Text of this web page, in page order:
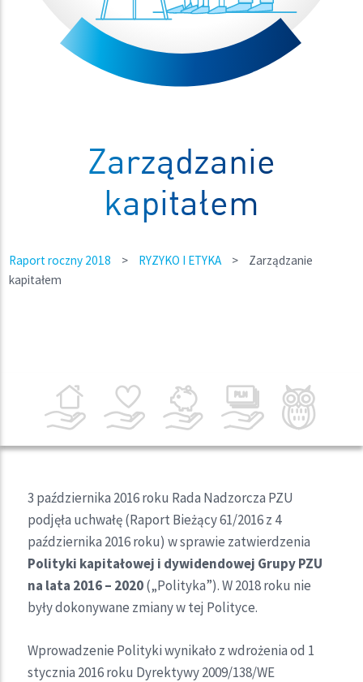
Zarządzanie
kapitałem
Raport roczny 2018 > RYZYKO I ETYKA >
Zarządzanie
kapitałem
3 października 2016 roku Rada Nadzorcza PZU
podjęła uchwałę (Raport Bieżący 61/2016 z 4
października 2016 roku) w sprawie zatwierdzenia
Polityki kapitałowej i dywidendowej Grupy PZU
na lata 2016 – 2020(„Polityka”). W 2018 roku nie
były dokonywane zmiany w tej Polityce.
Wprowadzenie Polityki wynikało z wdrożenia od 1
stycznia 2016 roku Dyrektywy 2009/138/WE